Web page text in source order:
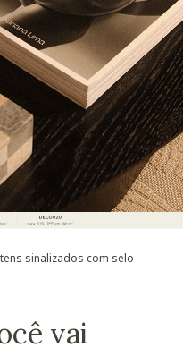
sinalizados com selo
vai